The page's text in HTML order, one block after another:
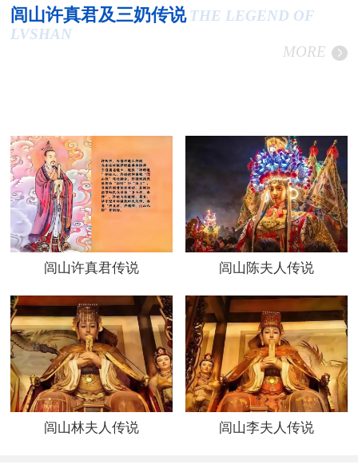
闾山许真君及三奶传说 THE LEGEND OF
LVSHAN
MORE
闾山许真君传说 闾山陈夫人传说
闾山林夫人传说 闾山李夫人传说